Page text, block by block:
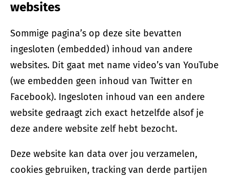
websites
Sommige pagina’s op deze site bevatten
ingesloten (embedded) inhoud van andere
websites. Dit gaat met name video’s van YouTube
(we embedden geen inhoud van Twitter en
Facebook). Ingesloten inhoud van een andere
website gedraagt zich exact hetzelfde alsof je
deze andere website zelf hebt bezocht.
Deze website kan data over jou verzamelen,
cookies gebruiken, tracking van derde partijen